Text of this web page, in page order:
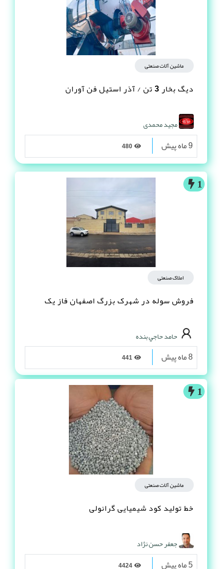
ماشین آلات صنعتی
دیگ بخار 3 تن / آذر استیل فن آوران
مجید محمدی
9 ماه پیش
1
املاک صنعتی
فروش سوله در شهرک بزرگ اصفهان فاز یک
حامد حاجي بنده
8 ماه پیش
1
ماشین آلات صنعتی
خط تولید کود شیمیایی گرانولی
جعفر حسن نژاد
5 ماه پیش